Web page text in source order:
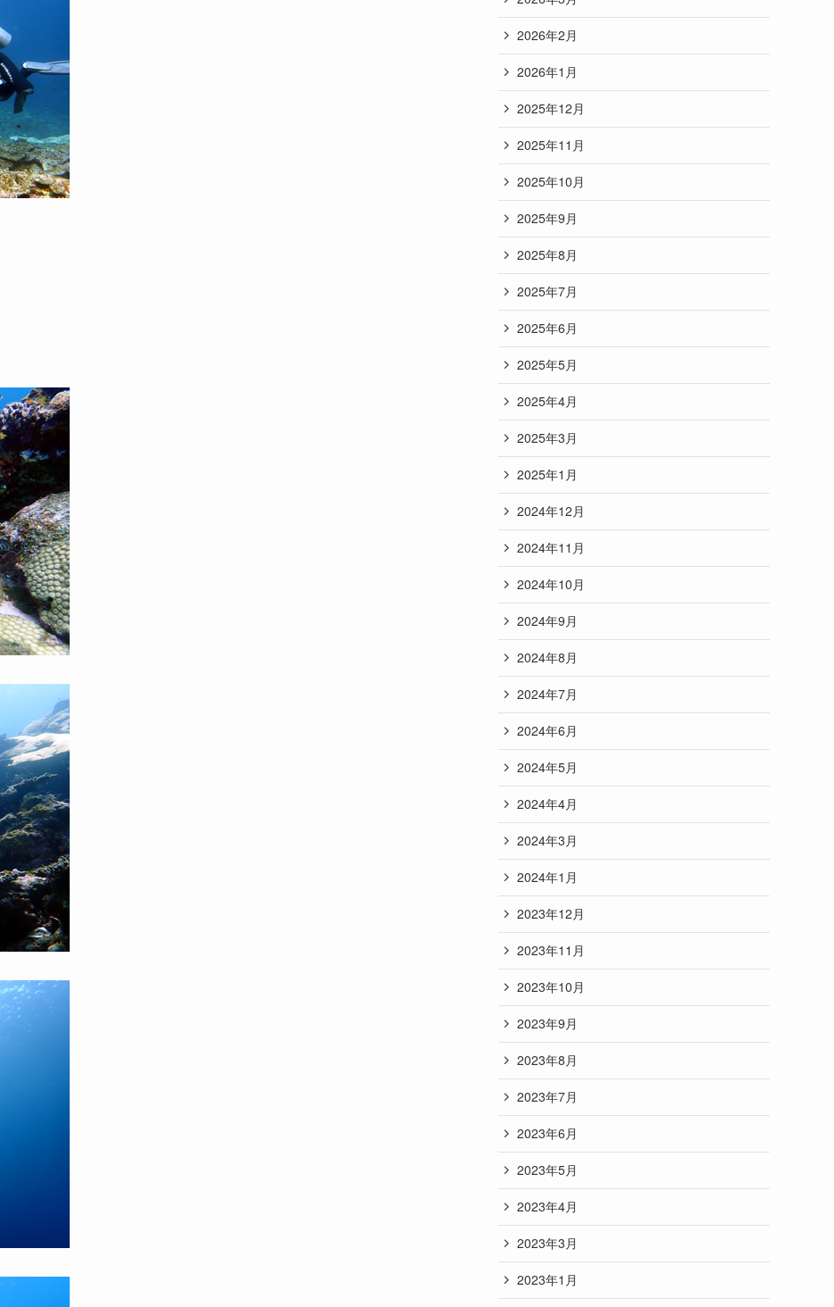
2026年2月
2026年1月
2025年12月
2025年11月
2025年10月
2025年9月
2025年8月
2025年7月
2025年6月
2025年5月
2025年4月
2025年3月
2025年1月
2024年12月
2024年11月
2024年10月
2024年9月
2024年8月
2024年7月
2024年6月
2024年5月
2024年4月
2024年3月
2024年1月
2023年12月
2023年11月
2023年10月
2023年9月
2023年8月
2023年7月
2023年6月
2023年5月
2023年4月
2023年3月
2023年1月